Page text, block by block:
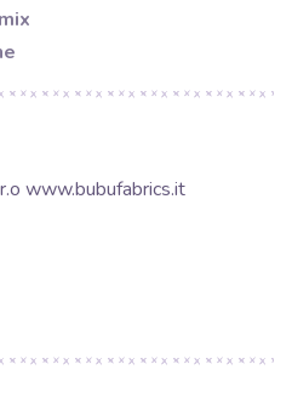
www.bubufabrics.it